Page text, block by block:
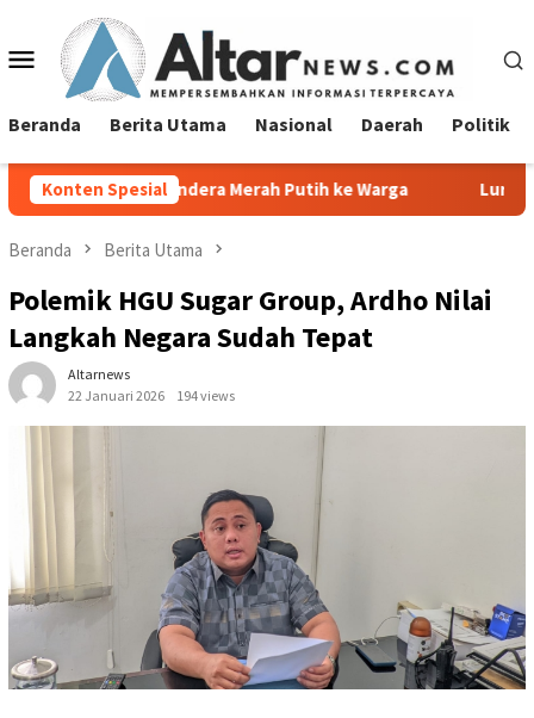
konten Menu
Mobile
Beranda Berita Utama Nasional Daerah Politik
Konten Spesial
Merah Putih ke Warga Lurah Tanjung Agung Raya
Beranda Berita Utama
Polemik HGU Sugar Group, Ardho Nilai
Langkah Negara Sudah Tepat
Altarnews
22 Januari 2026
194 views